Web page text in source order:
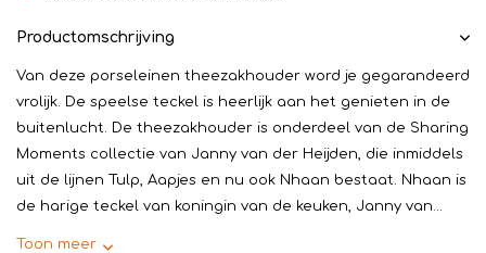
Productomschrijving
Van deze porseleinen theezakhouder word je gegarandeerd
vrolijk. De speelse teckel is heerlijk aan het genieten in de
buitenlucht. De theezakhouder is onderdeel van de Sharing
Moments collectie van Janny van der Heijden, die inmiddels
uit de lijnen Tulp, Aapjes en nu ook Nhaan bestaat. Nhaan is
de harige teckel van koningin van de keuken, Janny van...
Toon meer